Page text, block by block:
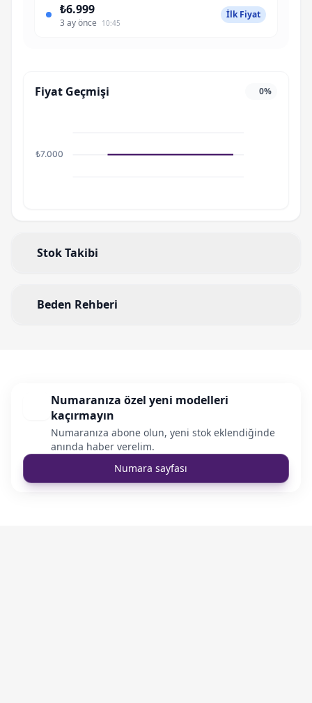
₺6.999
3 ay önce 10:45
İlk Fiyat
Fiyat Geçmişi 0%
₺7.000
Stok Takibi
Beden Rehberi
Numaranıza özel yeni modelleri
kaçırmayın
Numaranıza abone olun, yeni stok eklendiğinde
anında haber verelim.
Numara sayfası